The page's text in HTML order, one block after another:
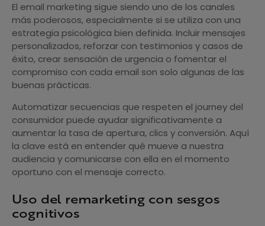
El email marketing sigue siendo uno de los canales
más poderosos, especialmente si se utiliza con una
estrategia psicológica bien definida. Incluir mensajes
personalizados, reforzar con testimonios y casos de
éxito, crear sensación de urgencia o fomentar el
compromiso con cada email son solo algunas de las
buenas prácticas.
Automatizar secuencias que respeten el journey del
consumidor puede ayudar significativamente a
aumentar la tasa de apertura, clics y conversión. Aquí
la clave está en entender qué mueve a nuestra
audiencia y comunicarse con ella en el momento
oportuno con el mensaje correcto.
Uso del remarketing con sesgos
cognitivos